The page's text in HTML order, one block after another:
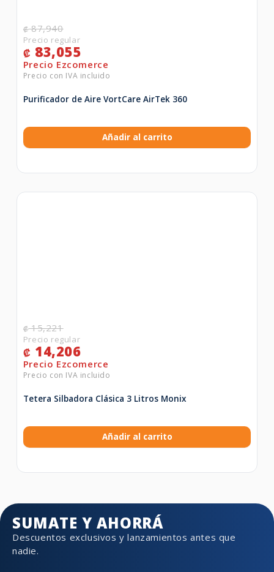
₡87,940
₡ 83,055
Purificador de Aire VortCare AirTek 360
Añadir al carrito
₡15,221
₡ 14,206
Tetera Silbadora Clásica 3 Litros Monix
Añadir al carrito
SUMATE Y AHORRÁ
Descuentos exclusivos y lanzamientos antes que
nadie.